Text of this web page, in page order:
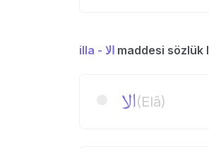
illa - الا maddesi sözlük
الا(Elâ)